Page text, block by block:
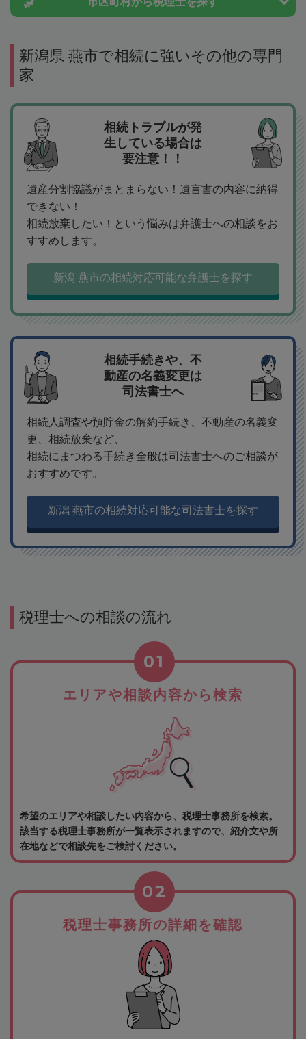
新潟県 燕市で相続に強いその他の専門
家
相続トラブルが発
生している場合は
要注意！！
遺産分割協議がまとまらない！遺言書の内容に納得
できない！
相続放棄したい！という悩みは弁護士への相談をお
すすめします。
新潟 燕市の相続対応可能な弁護士を探す
相続手続きや、不
動産の名義変更は
司法書士へ
相続人調査や預貯金の解約手続き、不動産の名義変
更、相続放棄など、
相続にまつわる手続き全般は司法書士へのご相談が
おすすめです。
新潟 燕市の相続対応可能な司法書士を探す
税理士への相談の流れ
エリアや相談内容から検索
01
希望のエリアや相談したい内容から、税理士事務所を検索。
該当する税理士事務所が一覧表示されますので、紹介文や所
在地などで相談先をご検討ください。
税理士事務所の詳細を確認
02